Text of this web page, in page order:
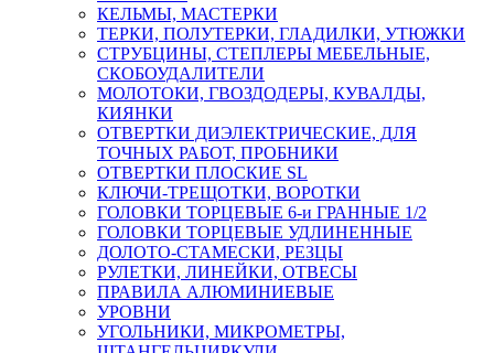
КЕЛЬМЫ, МАСТЕРКИ
ТЕРКИ, ПОЛУТЕРКИ, ГЛАДИЛКИ, УТЮЖКИ
СТРУБЦИНЫ, СТЕПЛЕРЫ МЕБЕЛЬНЫЕ,
СКОБОУДАЛИТЕЛИ
МОЛОТОКИ, ГВОЗДОДЕРЫ, КУВАЛДЫ,
КИЯНКИ
ОТВЕРТКИ ДИЭЛЕКТРИЧЕСКИЕ, ДЛЯ
ТОЧНЫХ РАБОТ, ПРОБНИКИ
ОТВЕРТКИ ПЛОСКИЕ SL
КЛЮЧИ-ТРЕЩОТКИ, ВОРОТКИ
ГОЛОВКИ ТОРЦЕВЫЕ 6-и ГРАННЫЕ 1/2
ГОЛОВКИ ТОРЦЕВЫЕ УДЛИНЕННЫЕ
ДОЛОТО-СТАМЕСКИ, РЕЗЦЫ
РУЛЕТКИ, ЛИНЕЙКИ, ОТВЕСЫ
ПРАВИЛА АЛЮМИНИЕВЫЕ
УРОВНИ
УГОЛЬНИКИ, МИКРОМЕТРЫ,